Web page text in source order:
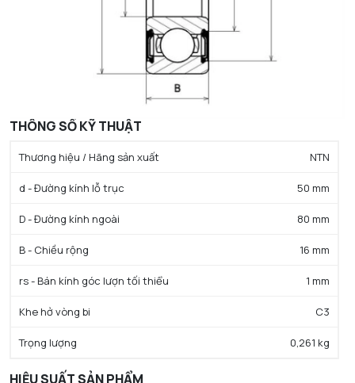
THÔNG SỐ KỸ THUẬT
Thương hiệu / Hãng sản xuất NTN
d - Đường kính lỗ trục 50 mm
D - Đường kính ngoài 80 mm
B - Chiều rộng 16 mm
rs - Bán kính góc lượn tối thiểu 1 mm
Khe hở vòng bi C3
Trọng lượng 0,261 kg
HIỆU SUẤT SẢN PHẨM